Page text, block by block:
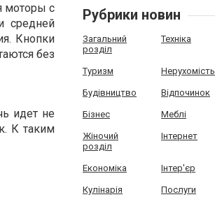
моторы с
средней
Кнопки
без
идет не
К таким
Рубрики новин
Загальний
розділ
Техніка
Туризм Нерухомість
Будівництво Відпочинок
Бізнес Меблі
Жіночий
розділ
Інтернет
Економіка Інтер'єр
Кулінарія Послуги